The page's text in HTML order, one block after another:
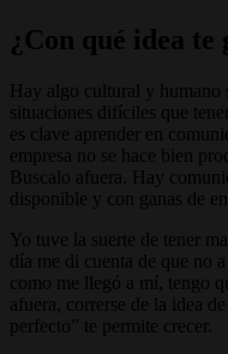
¿Con qué idea
Hay algo cultural y humano
situaciones difíciles que
es clave aprender en
empresa no se hace bien
Buscalo afuera. Hay
disponible y con ganas de
Yo tuve la suerte de tener
día me di cuenta de que no
como me llegó a mí, tengo
afuera, correrse de la idea
perfecto” te permite crecer.